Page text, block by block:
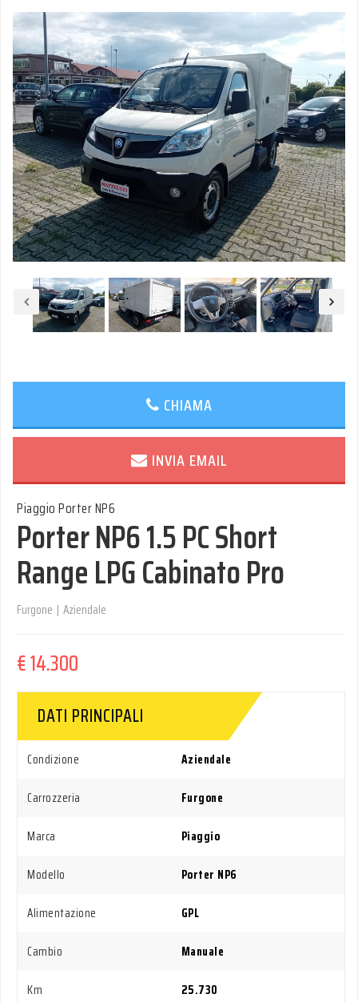
CHIAMA
INVIA EMAIL
Piaggio Porter NP6
Porter NP6 1.5 PC Short
Range LPG Cabinato Pro
Furgone | Aziendale
€ 14.300
DATI PRINCIPALI
Condizione
Aziendale
Carrozzeria
Furgone
Marca
Piaggio
Modello
Porter NP6
Alimentazione
GPL
Cambio
Manuale
Km
25.730